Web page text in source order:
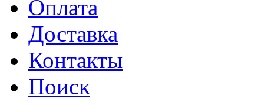
Оплата
Доставка
Контакты
Поиск